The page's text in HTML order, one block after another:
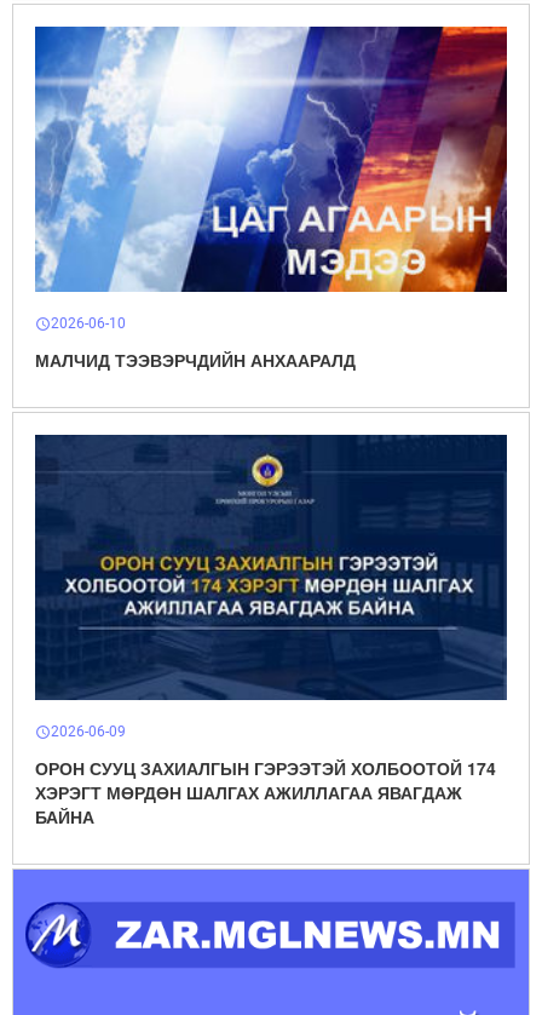
schedule2026-06-10
МАЛЧИД ТЭЭВЭРЧДИЙН АНХААРАЛД
schedule2026-06-09
ОРОН СУУЦ ЗАХИАЛГЫН ГЭРЭЭТЭЙ ХОЛБООТОЙ 174
ХЭРЭГТ МӨРДӨН ШАЛГАХ АЖИЛЛАГАА ЯВАГДАЖ
БАЙНА